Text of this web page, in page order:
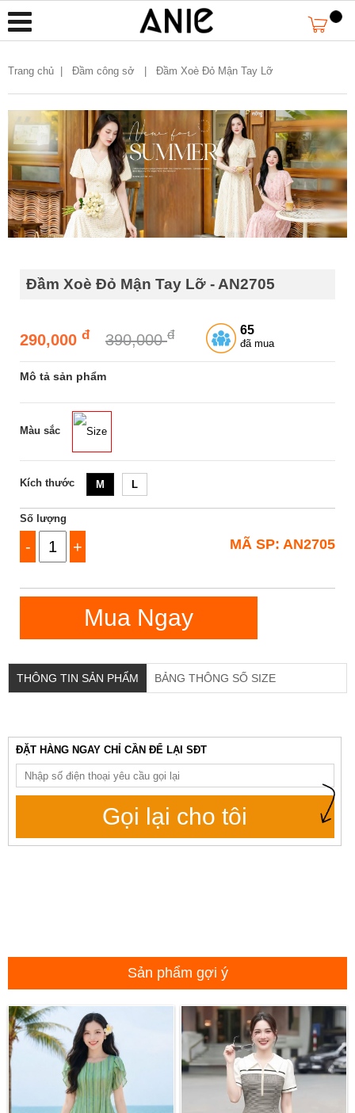
Trang chủ Đầm công sở | Đầm Xoè Đỏ Mận Tay Lỡ
Đầm Xoè Đỏ Mận Tay Lỡ - AN2705
290,000 đ 390,000đ 65
đã mua
Mô tả sản phẩm
Màu sắc Size
Kích thước M L
Số lượng
- + MÃ SP: AN2705
Mua Ngay
THÔNG TIN SẢN PHẨM BẢNG THÔNG SỐ SIZE
ĐẶT HÀNG NGAY CHỈ CẦN ĐỂ LẠI SĐT
Gọi lại cho tôi
Sản phẩm gợi ý